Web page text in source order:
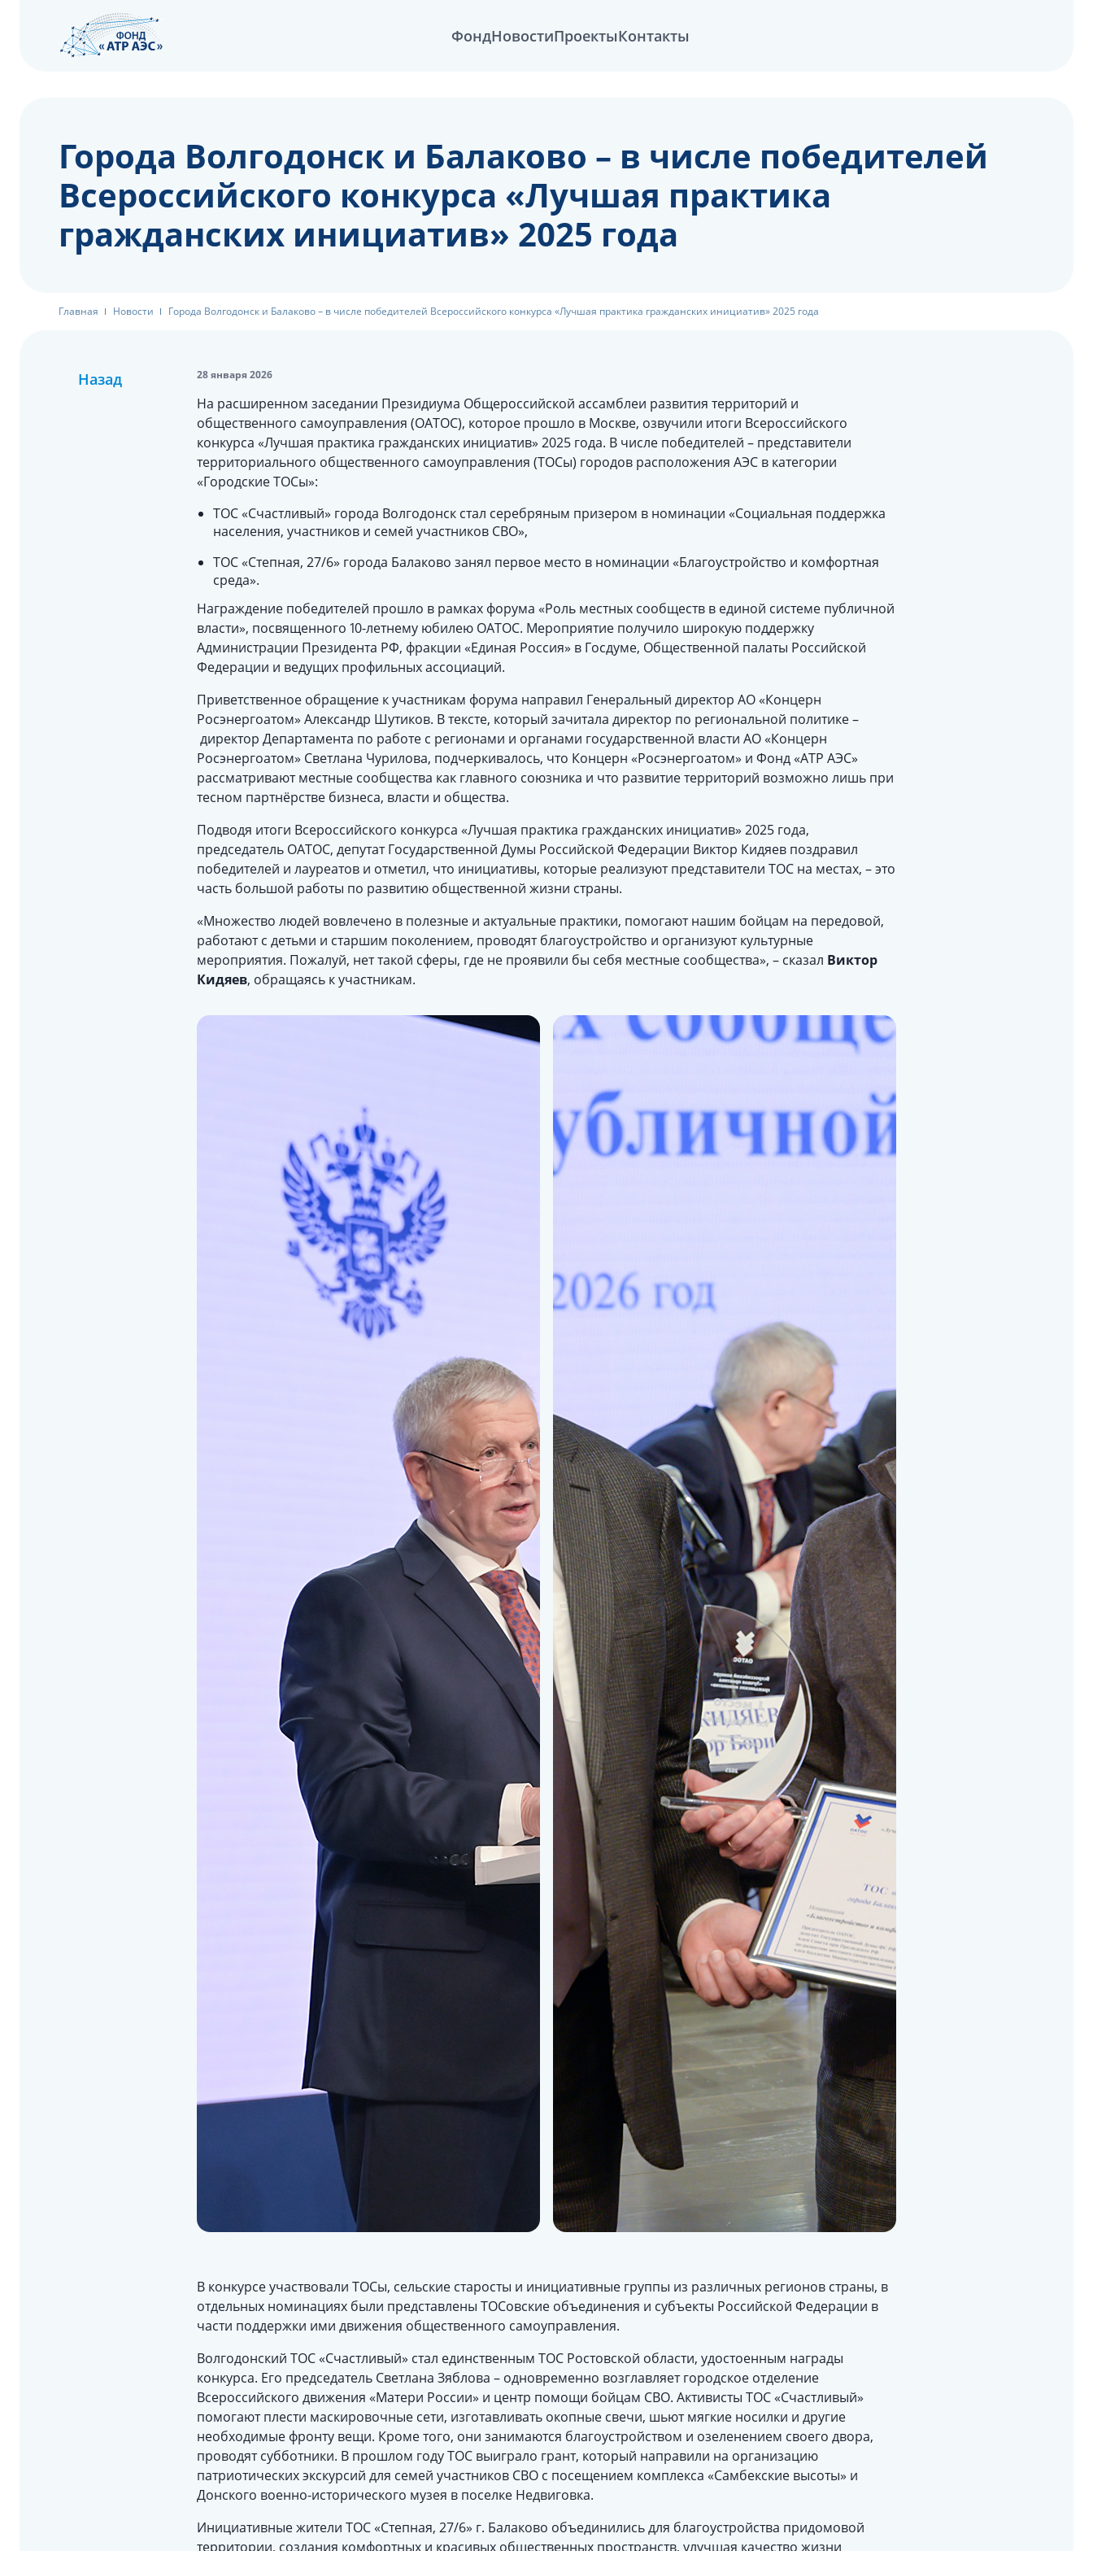
ФондНовостиПроектыКонтакты
Города Волгодонск и Балаково – в числе победителей
Всероссийского конкурса «Лучшая практика
гражданских инициатив» 2025 года
Главная Новости Города Волгодонск и Балаково – в числе победителей Всероссийского конкурса «Лучшая практика гражданских инициатив» 2025 года
Назад 28 января 2026
На расширенном заседании Президиума Общероссийской ассамблеи развития территорий и
общественного самоуправления (ОАТОС), которое прошло в Москве, озвучили итоги Всероссийского
конкурса «Лучшая практика гражданских инициатив» 2025 года. В числе победителей – представители
территориального общественного самоуправления (ТОСы) городов расположения АЭС в категории
«Городские ТОСы»:
ТОС «Счастливый» города Волгодонск стал серебряным призером в номинации «Социальная поддержка
населения, участников и семей участников СВО»,
ТОС «Степная, 27/6» города Балаково занял первое место в номинации «Благоустройство и комфортная
среда».
Награждение победителей прошло в рамках форума «Роль местных сообществ в единой системе публичной
власти», посвященного 10-летнему юбилею ОАТОС. Мероприятие получило широкую поддержку
Администрации Президента РФ, фракции «Единая Россия» в Госдуме, Общественной палаты Российской
Федерации и ведущих профильных ассоциаций.
Приветственное обращение к участникам форума направил Генеральный директор АО «Концерн
Росэнергоатом» Александр Шутиков. В тексте, который зачитала директор по региональной политике –
директор Департамента по работе с регионами и органами государственной власти АО «Концерн
Росэнергоатом» Светлана Чурилова, подчеркивалось, что Концерн «Росэнергоатом» и Фонд «АТР АЭС»
рассматривают местные сообщества как главного союзника и что развитие территорий возможно лишь при
тесном партнёрстве бизнеса, власти и общества.
Подводя итоги Всероссийского конкурса «Лучшая практика гражданских инициатив» 2025 года,
председатель ОАТОС, депутат Государственной Думы Российской Федерации Виктор Кидяев поздравил
победителей и лауреатов и отметил, что инициативы, которые реализуют представители ТОС на местах, – это
часть большой работы по развитию общественной жизни страны.
«Множество людей вовлечено в полезные и актуальные практики, помогают нашим бойцам на передовой,
работают с детьми и старшим поколением, проводят благоустройство и организуют культурные
мероприятия. Пожалуй, нет такой сферы, где не проявили бы себя местные сообщества», – сказал Виктор
Кидяев, обращаясь к участникам.
В конкурсе участвовали ТОСы, сельские старосты и инициативные группы из различных регионов страны, в
отдельных номинациях были представлены ТОСовские объединения и субъекты Российской Федерации в
части поддержки ими движения общественного самоуправления.
Волгодонский ТОС «Счастливый» стал единственным ТОС Ростовской области, удостоенным награды
конкурса. Его председатель Светлана Зяблова – одновременно возглавляет городское отделение
Всероссийского движения «Матери России» и центр помощи бойцам СВО. Активисты ТОС «Счастливый»
помогают плести маскировочные сети, изготавливать окопные свечи, шьют мягкие носилки и другие
необходимые фронту вещи. Кроме того, они занимаются благоустройством и озеленением своего двора,
проводят субботники. В прошлом году ТОС выиграло грант, который направили на организацию
патриотических экскурсий для семей участников СВО с посещением комплекса «Самбекские высоты» и
Донского военно-исторического музея в поселке Недвиговка.
Инициативные жители ТОС «Степная, 27/6» г. Балаково объединились для благоустройства придомовой
территории, создания комфортных и красивых общественных пространств, улучшая качество жизни